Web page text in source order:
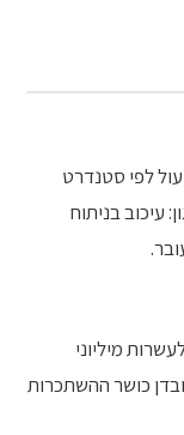
לפי סטנדרט
עיכוב בניתוח
מיליוני
כושר ההשתכרות